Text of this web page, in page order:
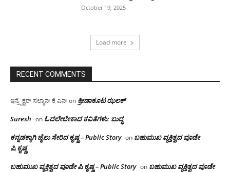
October 19, 2025
Load more
RECENT COMMENTS
ಇನ್ಸ್ಪೆಕ್ಟರ್ ಸಲ್ಮಾನ್ ಕೆ ಎನ್on ಕ್ರೀಡಾಕೂಟ ಝಲಕ್
Suresh on ಓದಲೇಬೇಕಾದ‌ ಕವಿತೆಗಳು: ಬುದ್ಧ
ಕನ್ನಡಕ್ಕಾಗಿ ಜೈಲು ಸೇರಿದ ಕೃಷ್ಣ – Public Story on ಬಹುಮುಖ ವ್ಯಕ್ತಿತ್ವದ ವೂಡೇ
ಪಿ.ಕೃಷ್ಣ
ಬಹುಮುಖ ವ್ಯಕ್ತಿತ್ವದ ವೂಡೇ ಪಿ.ಕೃಷ್ಣ – Public Story on ಬಹುಮುಖ ವ್ಯಕ್ತಿತ್ವದ ವೂಡೇ